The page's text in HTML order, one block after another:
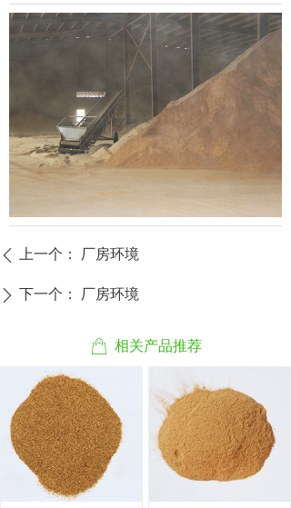
ꂆ 相关产品推荐
ꄴ 上一个： 厂房环境
ꄲ 下一个： 厂房环境